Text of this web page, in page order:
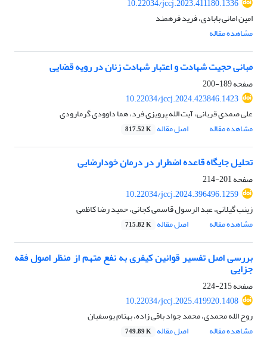
10.22034/jccj.2023.411180.1336
امین امانی بابادی، فرید فرهمند
مشاهده مقاله
مبانی حجیت شهادت و اعتبار شهادت زنان در رویه قضایی
صفحه189-200
10.22034/jccj.2024.423846.1423
علی صمدی قربانی، آیت الله پرویزی فرد، هما داوودی گرمارودی
مشاهده مقاله
اصل مقاله 817.52 K
تحلیل جایگاه قاعده اضطرار در درمان خودارضایی
صفحه201-214
10.22034/jccj.2024.396496.1259
زینب گیلانی، عبد الرسول قاسمی کجانی، حمید رضا کاظمی
مشاهده مقاله
اصل مقاله 715.82 K
بررسی اصل تفسیر قوانین کیفری به نفع متهم از منظر اصول فقه
جزایی
صفحه215-224
10.22034/jccj.2025.419920.1408
روح الله محمدی، محمد جواد باقى زاده، بهنام یوسفیان
مشاهده مقاله
اصل مقاله 749.89 K